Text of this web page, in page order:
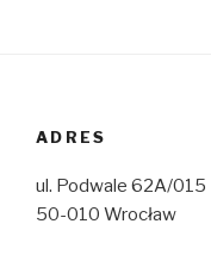
ADRES
ul. Podwale 62A/015
50-010 Wrocław